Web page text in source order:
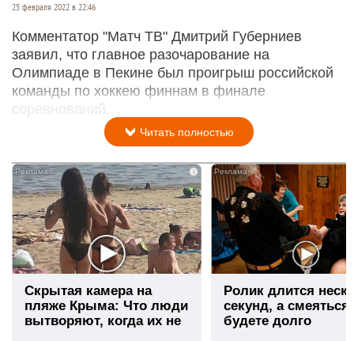
25 февраля 2022 в 22:46
Комментатор "Матч ТВ" Дмитрий Губерниев
заявил, что главное разочарование на
Олимпиаде в Пекине был проигрыш российской
команды по хоккею финнам в финале
соревнований.
Читать полностью
i
Скрытая камера на
пляже Крыма: Что люди
вытворяют, когда их не
Ролик длится
секунд, а
будете долго